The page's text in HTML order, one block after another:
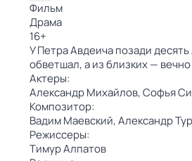
Фильм
Драма
16+
У Петра Авдеича позади
обветшал, а из близких —
Актеры:
Александр Михайлов,Софья
Композитор:
Вадим Маевский,Александр
Режиссеры:
Тимур Алпатов